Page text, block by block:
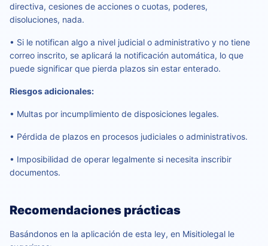
directiva, cesiones de acciones o cuotas, poderes,
disoluciones, nada.
• Si le notifican algo a nivel judicial o administrativo y no tiene
correo inscrito, se aplicará la notificación automática, lo que
puede significar que pierda plazos sin estar enterado.
Riesgos adicionales:
• Multas por incumplimiento de disposiciones legales.
• Pérdida de plazos en procesos judiciales o administrativos.
• Imposibilidad de operar legalmente si necesita inscribir
documentos.
Recomendaciones prácticas
Basándonos en la aplicación de esta ley, en Misitiolegal le